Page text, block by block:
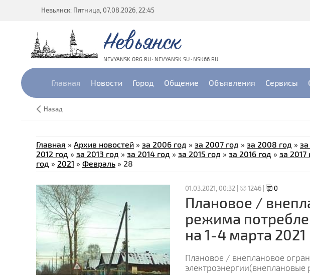
Невьянск: Пятница, 07.08.2026, 22:45
Невьянск
NEVYANSK.ORG.RU · NEVYANSK.SU · NSK66.RU
Главная Новости Город Общение Объявления Сервисы
Назад
Главная » Архив новостей » за 2006 год » за 2007 год » за 2008 год »
2012 год » за 2013 год » за 2014 год » за 2015 год » за 2016 год » за 2017
год » 2021 » Февраль » 28
01.03.2021, 00:32 | 1246 | 0
Плановое /
режима
на 1-4 марта
Плановое / внеплановое